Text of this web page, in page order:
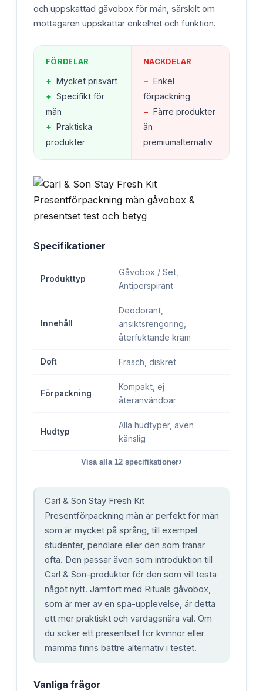
och uppskattad gåvobox för män, särskilt om
mottagaren uppskattar enkelhet och funktion.
FÖRDELAR
+ Mycket prisvärt
+ Specifikt för
män
+ Praktiska
produkter
NACKDELAR
− Enkel
förpackning
− Färre produkter
än
premiumalternativ
Specifikationer
Produkttyp
Gåvobox / Set,
Antiperspirant
Innehåll
Deodorant,
ansiktsrengöring,
återfuktande kräm
Doft Fräsch, diskret
Förpackning
Kompakt, ej
återanvändbar
Hudtyp
Alla hudtyper, även
känslig
Visa alla 12 specifikationer›
Carl & Son Stay Fresh Kit
Presentförpackning män är perfekt för män
som är mycket på språng, till exempel
studenter, pendlare eller den som tränar
ofta. Den passar även som introduktion till
Carl & Son-produkter för den som vill testa
något nytt. Jämfört med Rituals gåvobox,
som är mer av en spa-upplevelse, är detta
ett mer praktiskt och vardagsnära val. Om
du söker ett presentset för kvinnor eller
mamma finns bättre alternativ i testet.
Vanliga frågor